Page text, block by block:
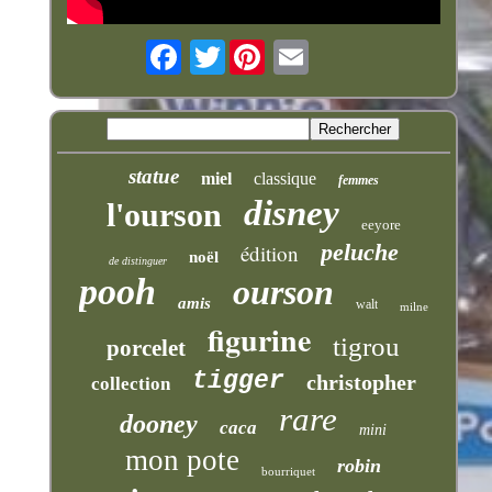
Twitter
statue miel classique femmes
l'ourson disney eeyore
de distinguer noël édition peluche
pooh amis ourson walt milne
porcelet figurine tigrou
collection tigger christopher
dooney caca rare mini
mon pote bourriquet robin